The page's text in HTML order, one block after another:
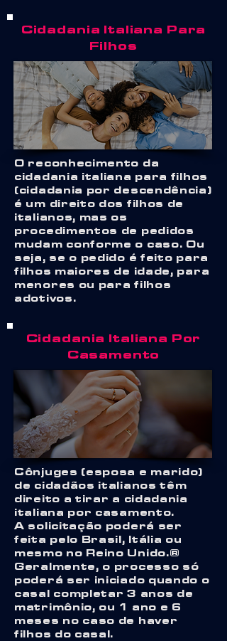
Cidadania Italiana Para
Filhos
O reconhecimento da
cidadania italiana para filhos
(cidadania por descendência)
é um direito dos filhos de
italianos, mas os
procedimentos de pedidos
mudam conforme o caso. Ou
seja, se o pedido é feito para
filhos maiores de idade, para
menores ou para filhos
adotivos.
Cidadania Italiana Por
Casamento
Cônjuges (esposa e marido)
de cidadãos italianos têm
direito a tirar a cidadania
italiana por casamento.
A solicitação poderá ser
feita pelo Brasil, Itália ou
mesmo no Reino Unido.
Geralmente, o processo só
poderá ser iniciado quando o
casal completar 3 anos de
matrimônio, ou 1 ano e 6
meses no caso de haver
filhos do casal.